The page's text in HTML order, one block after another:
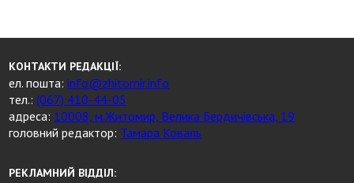
КОНТАКТИ РЕДАКЦІЇ:
ел. пошта:info@zhitomir.info
тел.:(067) 410-44-05
адреса: 10008, м.Житомир, Велика Бердичівська, 19
головний редактор: Тамара Коваль
РЕКЛАМНИЙ ВІДДІЛ: